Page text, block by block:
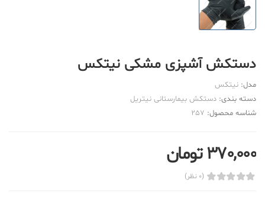
دستکش آشپزی مشکی نیتکس
مدل: نیتکس
دسته بندی: دستکش بیمارستانی نیتریل
شناسه محصول: 257
370,000 تومان
(0 نظر)